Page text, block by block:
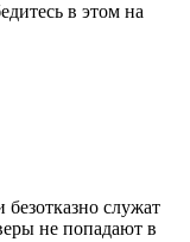
в этом на
служат
не попадают в